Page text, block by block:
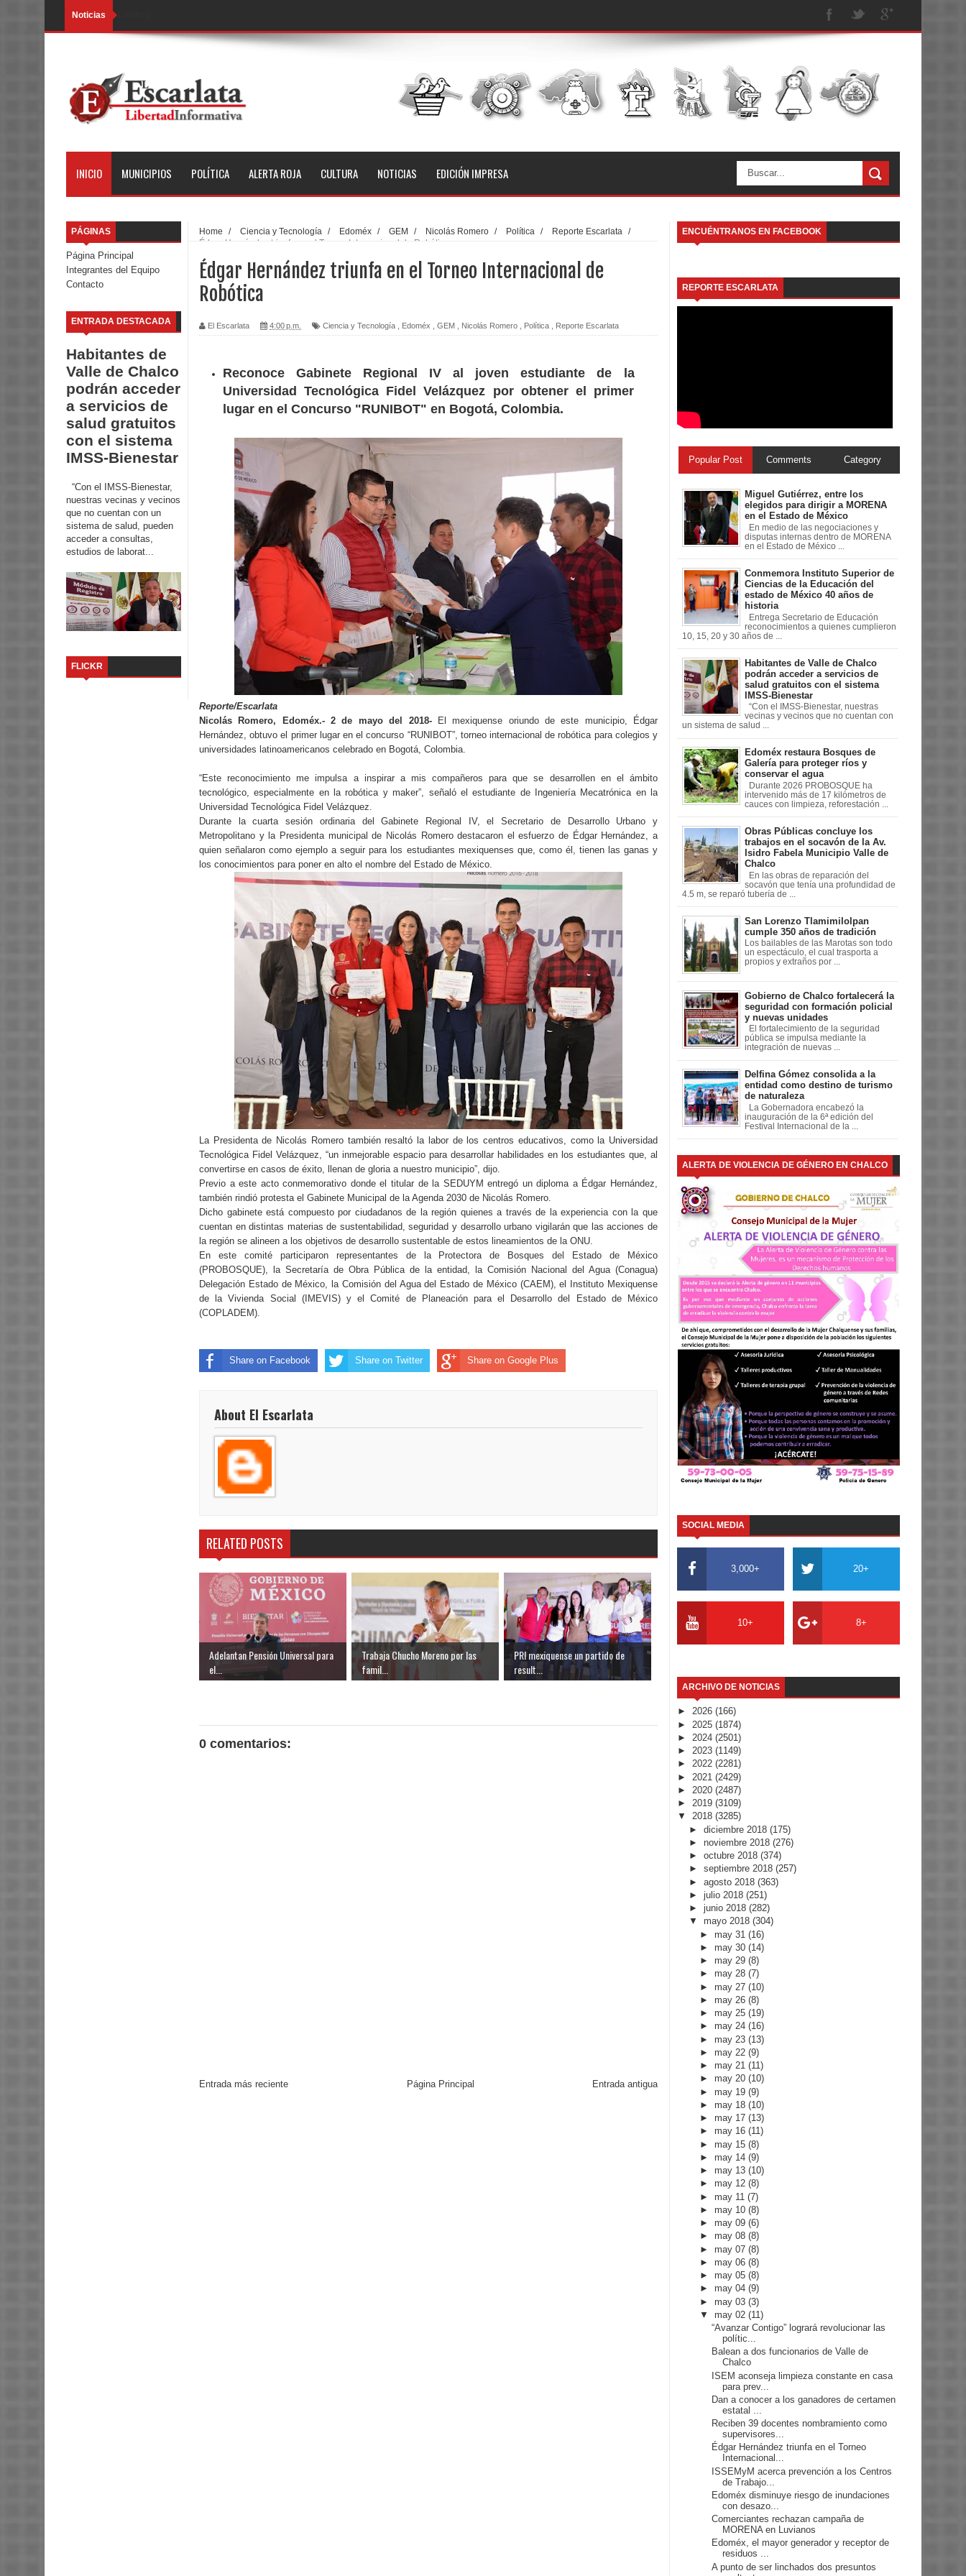
Noticias
INICIO MUNICIPIOS POLÍTICA ALERTA ROJA CULTURA NOTICIAS EDICIÓN IMPRESA
PÁGINAS
Página Principal
Integrantes del Equipo
Contacto
ENTRADA DESTACADA
Habitantes de
Valle de Chalco
podrán acceder
a servicios de
salud gratuitos
con el sistema
IMSS-Bienestar
“Con el IMSS-Bienestar,
nuestras vecinas y vecinos
que no cuentan con un
sistema de salud, pueden
acceder a consultas,
estudios de laborat...
FLICKR
Home / Ciencia y Tecnología / Edoméx / GEM / Nicolás Romero / Política / Reporte Escarlata
/
Édgar Hernández triunfa en el Torneo Internacional de Robótica
Édgar Hernández triunfa en el Torneo Internacional de
Robótica
El Escarlata 4:00 p.m. Ciencia y Tecnología Edoméx GEM Nicolás Romero Política Reporte Escarlata
Reconoce Gabinete Regional IV al joven estudiante de la
Universidad Tecnológica Fidel Velázquez por obtener el primer
lugar en el Concurso "RUNIBOT" en Bogotá, Colombia.
Reporte/Escarlata
Nicolás Romero, Edoméx.- 2 de mayo del 2018-
El mexiquense oriundo de este municipio, Édgar
Hernández, obtuvo el primer lugar en el concurso “RUNIBOT”, torneo internacional de robótica para colegios y
universidades latinoamericanos celebrado en Bogotá, Colombia.
“Este reconocimiento me impulsa a inspirar a mis compañeros para que se desarrollen en el ámbito
tecnológico, especialmente en la robótica y maker”, señaló el estudiante de Ingeniería Mecatrónica en la
Universidad Tecnológica Fidel Velázquez.
Durante la cuarta sesión ordinaria del Gabinete Regional IV, el Secretario de Desarrollo Urbano y
Metropolitano y la Presidenta municipal de Nicolás Romero destacaron el esfuerzo de Édgar Hernández, a
quien señalaron como ejemplo a seguir para los estudiantes mexiquenses que, como él, tienen las ganas y
los conocimientos para poner en alto el nombre del Estado de México.
La Presidenta de Nicolás Romero también resaltó la labor de los centros educativos, como la Universidad
Tecnológica Fidel Velázquez, “un inmejorable espacio para desarrollar habilidades en los estudiantes que, al
convertirse en casos de éxito, llenan de gloria a nuestro municipio”, dijo.
Previo a este acto conmemorativo donde el titular de la SEDUYM entregó un diploma a Édgar Hernández,
también rindió protesta el Gabinete Municipal de la Agenda 2030 de Nicolás Romero.
Dicho gabinete está compuesto por ciudadanos de la región quienes a través de la experiencia con la que
cuentan en distintas materias de sustentabilidad, seguridad y desarrollo urbano vigilarán que las acciones de
la región se alineen a los objetivos de desarrollo sustentable de estos lineamientos de la ONU.
En este comité participaron representantes de la Protectora de Bosques del Estado de México
(PROBOSQUE), la Secretaría de Obra Pública de la entidad, la Comisión Nacional del Agua (Conagua)
Delegación Estado de México, la Comisión del Agua del Estado de México (CAEM), el Instituto Mexiquense
de la Vivienda Social (IMEVIS) y el Comité de Planeación para el Desarrollo del Estado de México
(COPLADEM).
Share on Facebook Share on Twitter Share on Google Plus
About El Escarlata
RELATED POSTS
Adelantan Pensión Universal para
el...
Trabaja Chucho Moreno por las
famil...
PRI mexiquense un partido de
result...
0 comentarios:
Entrada más reciente Entrada antigua
Página Principal
ENCUÉNTRANOS EN FACEBOOK
REPORTE ESCARLATA
Popular Post Comments Category
Miguel Gutiérrez, entre los
elegidos para dirigir a MORENA
en el Estado de México
En medio de las negociaciones y
disputas internas dentro de MORENA
en el Estado de México ...
Conmemora Instituto Superior de
Ciencias de la Educación del
estado de México 40 años de
historia
Entrega Secretario de Educación
reconocimientos a quienes cumplieron
10, 15, 20 y 30 años de ...
Habitantes de Valle de Chalco
podrán acceder a servicios de
salud gratuitos con el sistema
IMSS-Bienestar
“Con el IMSS-Bienestar, nuestras
vecinas y vecinos que no cuentan con
un sistema de salud ...
Edoméx restaura Bosques de
Galería para proteger ríos y
conservar el agua
Durante 2026 PROBOSQUE ha
intervenido más de 17 kilómetros de
cauces con limpieza, reforestación ...
Obras Públicas concluye los
trabajos en el socavón de la Av.
Isidro Fabela Municipio Valle de
Chalco
En las obras de reparación del
socavón que tenía una profundidad de
4.5 m, se reparó tubería de ...
San Lorenzo Tlamimilolpan
cumple 350 años de tradición
Los bailables de las Marotas son todo
un espectáculo, el cual trasporta a
propios y extraños por ...
Gobierno de Chalco fortalecerá la
seguridad con formación policial
y nuevas unidades
El fortalecimiento de la seguridad
pública se impulsa mediante la
integración de nuevas ...
Delfina Gómez consolida a la
entidad como destino de turismo
de naturaleza
La Gobernadora encabezó la
inauguración de la 6ª edición del
Festival Internacional de la ...
ALERTA DE VIOLENCIA DE GÉNERO EN CHALCO
SOCIAL MEDIA
3,000+ 20+
10+ 8+
ARCHIVO DE NOTICIAS
► 2026 (166)
► 2025 (1874)
► 2024 (2501)
► 2023 (1149)
► 2022 (2281)
► 2021 (2429)
► 2020 (2487)
► 2019 (3109)
▼ 2018 (3285)
► diciembre 2018 (175)
► noviembre 2018 (276)
► octubre 2018 (374)
► septiembre 2018 (257)
► agosto 2018 (363)
► julio 2018 (251)
► junio 2018 (282)
▼ mayo 2018 (304)
► may 31(16)
► may 30(14)
► may 29(8)
► may 28(7)
► may 27(10)
► may 26(8)
► may 25(19)
► may 24(16)
► may 23(13)
► may 22(9)
► may 21(11)
► may 20(10)
► may 19(9)
► may 18(10)
► may 17(13)
► may 16(11)
► may 15(8)
► may 14(9)
► may 13(10)
► may 12(8)
► may 11(7)
► may 10(8)
► may 09(6)
► may 08(8)
► may 07(8)
► may 06(8)
► may 05(8)
► may 04(9)
► may 03(3)
▼ may 02(11)
“Avanzar Contigo” logrará revolucionar las
polític...
Balean a dos funcionarios de Valle de
Chalco
ISEM aconseja limpieza constante en casa
para prev...
Dan a conocer a los ganadores de certamen
estatal ...
Reciben 39 docentes nombramiento como
supervisores...
Édgar Hernández triunfa en el Torneo
Internacional...
ISSEMyM acerca prevención a los Centros
de Trabajo...
Edoméx disminuye riesgo de inundaciones
con desazo...
Comerciantes rechazan campaña de
MORENA en Luvianos
Edoméx, el mayor generador y receptor de
residuos ...
A punto de ser linchados dos presuntos